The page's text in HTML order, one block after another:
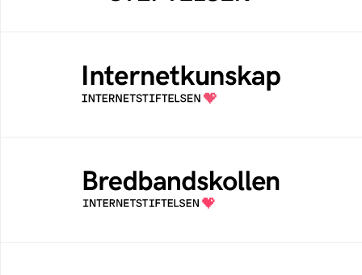
Samlad kunskap som hjälper dig att bli en
säker och medveten internetanvändare
Bredbandskollen är ett oberoende
konsumentverktyg som drivs av
Internetstiftelsen